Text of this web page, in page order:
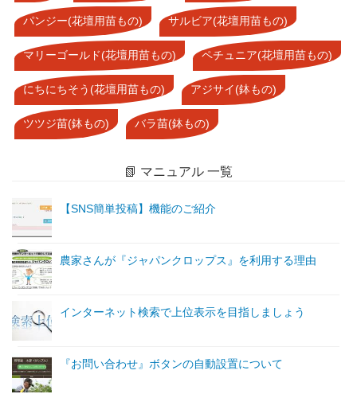
パンジー(花壇用苗もの) サルビア(花壇用苗もの)
マリーゴールド(花壇用苗もの) ペチュニア(花壇用苗もの)
にちにちそう(花壇用苗もの) アジサイ(鉢もの)
ツツジ苗(鉢もの) バラ苗(鉢もの)
📗 マニュアル 一覧
【SNS簡単投稿】機能のご紹介
農家さんが『ジャパンクロップス』を利用する理由
インターネット検索で上位表示を目指しましょう
『お問い合わせ』ボタンの自動設置について